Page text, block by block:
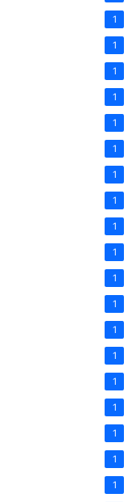
1
1
1
1
1
1
1
1
1
1
1
1
1
1
1
1
1
1
1